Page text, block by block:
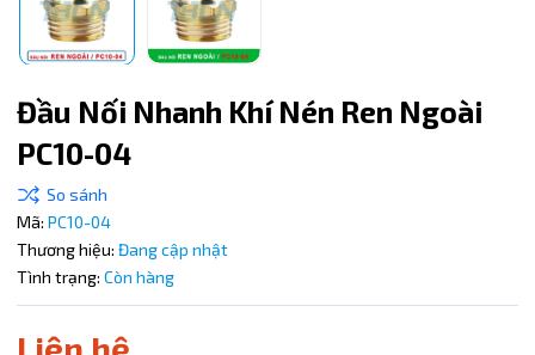
Đầu Nối Nhanh Khí Nén Ren Ngoài
PC10-04
Mã: PC10-04
Thương hiệu: Đang cập nhật
Tình trạng: Còn hàng
Mã giảm giá:
Ngày hết hạn:
Điều kiện:
Copy mã và nhập mã ở trang